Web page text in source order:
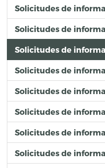
Solicitudes de
Solicitudes de
Solicitudes de
Solicitudes de
Solicitudes de
Solicitudes de
Solicitudes de
Solicitudes de